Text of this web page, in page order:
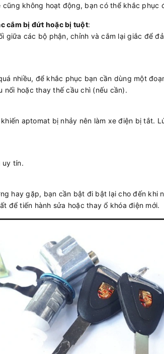
không hoạt động, bạn có thể khắc phục
cắm bị đứt hoặc bị tuột:
giữa các bộ phận, chỉnh và cắm lại giắc để
nhiều, để khắc phục bạn cần dùng một
nối hoặc thay thế cầu chì (nếu cần).
aptomat bị nhảy nên làm xe điện bị tắt.
uy tín.
hay gặp, bạn cần bật đi bật lại cho đến khi
để tiến hành sửa hoặc thay ổ khóa điện mới.